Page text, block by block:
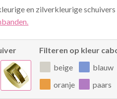
en zilverkleurige
Filteren op kleur
beige
blauw
oranje
paars